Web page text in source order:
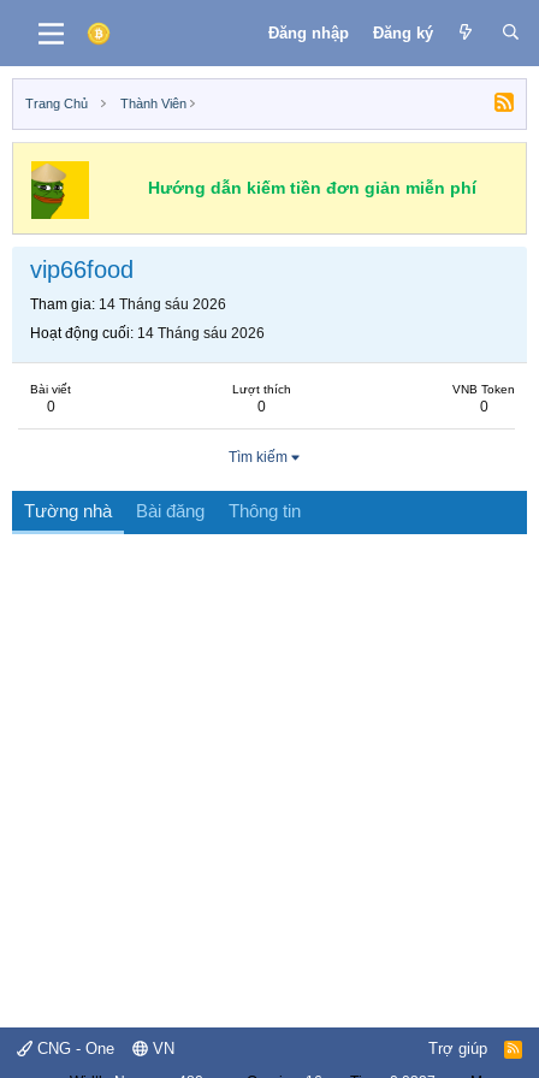
Đăng nhập Đăng ký
Trang Chủ Thành Viên
Hướng dẫn kiếm tiền đơn giản miễn phí
vip66food
Tham gia 14 Tháng sáu 2026
Hoạt động cuối 14 Tháng sáu 2026
Bài viết
0
Lượt thích
0
VNB Token
0
Tìm kiếm
Tường nhà Bài đăng Thông tin
CNG - One VN Trợ giúp
R